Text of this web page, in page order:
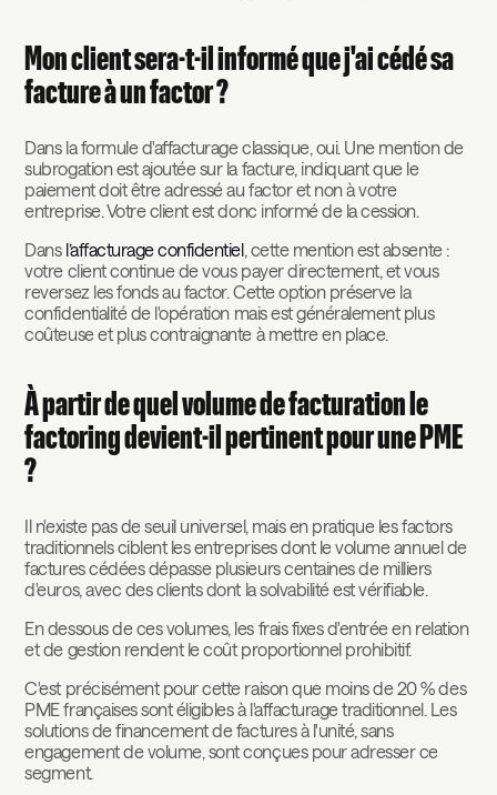
Mon client sera-t-il informé que j'ai cédé sa
facture à un factor ?
Dans la formule d'affacturage classique, oui. Une mention de
subrogation est ajoutée sur la facture, indiquant que le
paiement doit être adressé au factor et non à votre
entreprise. Votre client est donc informé de la cession.
Dans l’affacturage confidentiel, cette mention est absente :
votre client continue de vous payer directement, et vous
reversez les fonds au factor. Cette option préserve la
confidentialité de l'opération mais est généralement plus
coûteuse et plus contraignante à mettre en place.
À partir de quel volume de facturation le
factoring devient-il pertinent pour une PME
?
Il n'existe pas de seuil universel, mais en pratique les factors
traditionnels ciblent les entreprises dont le volume annuel de
factures cédées dépasse plusieurs centaines de milliers
d'euros, avec des clients dont la solvabilité est vérifiable.
En dessous de ces volumes, les frais fixes d'entrée en relation
et de gestion rendent le coût proportionnel prohibitif.
C'est précisément pour cette raison que moins de 20 % des
PME françaises sont éligibles à l'affacturage traditionnel. Les
solutions de financement de factures à l'unité, sans
engagement de volume, sont conçues pour adresser ce
segment.